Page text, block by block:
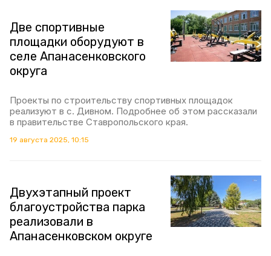
Две спортивные
площадки оборудуют в
селе Апанасенковского
округа
Проекты по строительству спортивных площадок
реализуют в с. Дивном. Подробнее об этом рассказали
в правительстве Ставропольского края.
19 августа 2025, 10:15
Двухэтапный проект
благоустройства парка
реализовали в
Апанасенковском округе